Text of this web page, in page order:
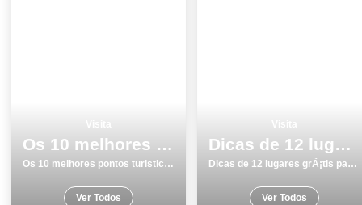
Os 10 melhores pontos turisticos para conhecer e visitar em Albufeira
Os 10 melhores pontos turisticos para conhecer e visitar em Albufeira
Ver Todos
Dicas de 12 lugares grÃ¡tis para visitar em Evora
Dicas de 12 lugares grÃ¡tis para visitar em Evora
Ver Todos